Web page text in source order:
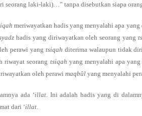
seorang laki-laki)…” tanpa disebutkan siapa
meriwayatkan hadis yang menyalahi apa
hadis yang diriwayatkan oleh seorang yang
perawi yang tsiqah diterima walaupun tidak
riwayat seorang tsiqah yang menyalahi apa
oleh perawi maqbûl yang menyalahi
ada ‘illat. Ini adalah hadis yang di
dari ‘illat.